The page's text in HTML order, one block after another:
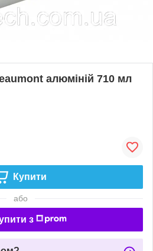
алюміній 710 мл
Купити
або
з